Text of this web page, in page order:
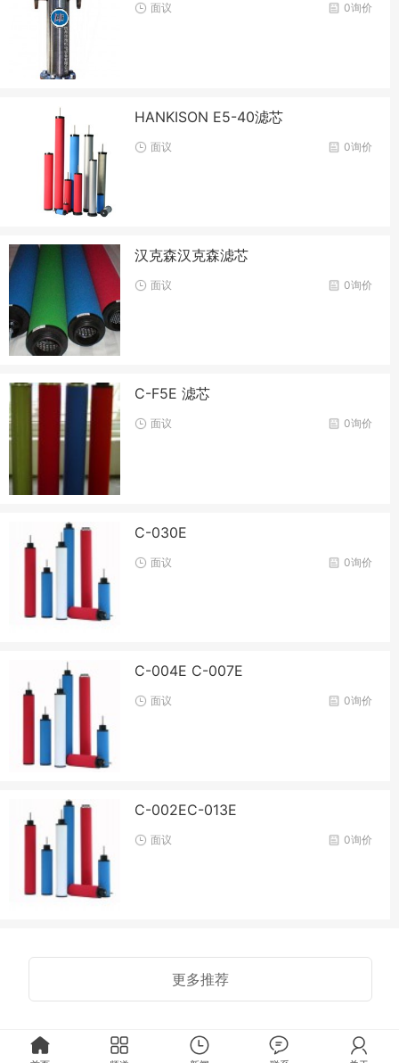
0询价
面议
HANKISON E5-40滤芯
0询价
面议
汉克森汉克森滤芯
0询价
面议
C-F5E 滤芯
0询价
面议
C-030E
0询价
面议
C-004E C-007E
0询价
面议
C-002EC-013E
0询价
面议
更多推荐